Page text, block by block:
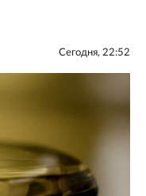
Сегодня, 22:52